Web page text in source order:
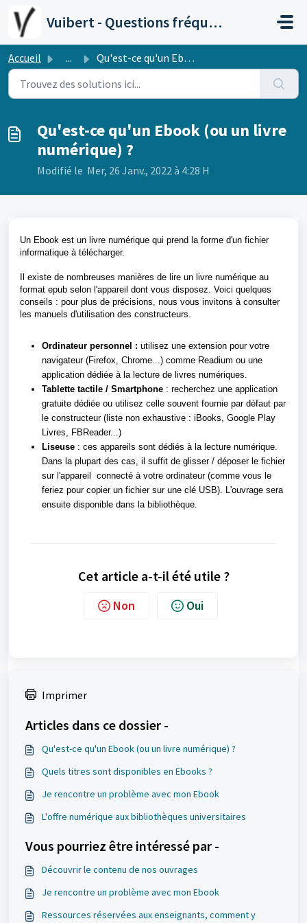
Passer au contenu principal
Vuibert - Questions fréquentes
Accueil ... Qu'est-ce qu'un Ebook (ou un livre numérique) ?
Qu'est-ce qu'un Ebook (ou un livre
numérique) ?
Modifié le Mer, 26 Janv., 2022 à 4:28 H
Un Ebook est un livre numérique qui prend la forme d'un fichier
informatique à télécharger.
Il existe de nombreuses manières de lire un livre numérique au
format epub selon l'appareil dont vous disposez. Voici quelques
conseils : pour plus de précisions, nous vous invitons à consulter
les manuels d'utilisation des constructeurs.
Ordinateur personnel : utilisez une extension pour votre
navigateur (Firefox, Chrome...) comme Readium ou une
application dédiée à la lecture de livres numériques.
Tablette tactile / Smartphone : recherchez une application
gratuite dédiée ou utilisez celle souvent fournie par défaut par
le constructeur (liste non exhaustive : iBooks, Google Play
Livres, FBReader...)
Liseuse : ces appareils sont dédiés à la lecture numérique.
Dans la plupart des cas, il suffit de glisser / déposer le fichier
sur l'appareil connecté à votre ordinateur (comme vous le
feriez pour copier un fichier sur une clé USB). L'ouvrage sera
ensuite disponible dans la bibliothèque.
Cet article a-t-il été utile ?
Non Oui
Imprimer
Articles dans ce dossier -
Qu'est-ce qu'un Ebook (ou un livre numérique) ?
Quels titres sont disponibles en Ebooks ?
Je rencontre un problème avec mon Ebook
L'offre numérique aux bibliothèques universitaires
Vous pourriez être intéressé par -
Découvrir le contenu de nos ouvrages
Je rencontre un problème avec mon Ebook
Ressources réservées aux enseignants, comment y